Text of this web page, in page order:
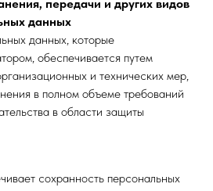
передачи и других видов
данных
данных, которые
обеспечивается путем
и технических мер,
в полном объеме требований
в области защиты
сохранность персональных